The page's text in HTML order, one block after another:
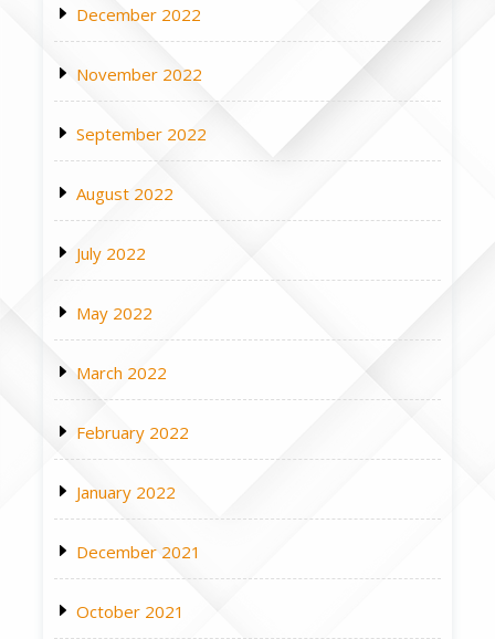
December 2022
November 2022
September 2022
August 2022
July 2022
May 2022
March 2022
February 2022
January 2022
December 2021
October 2021